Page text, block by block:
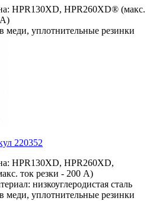
HPR130XD, HPR260XD® (макс.
А)
меди, уплотнительные резинки
220352
HPR130XD, HPR260XD,
ток резки - 200 А)
низкоуглеродистая сталь
меди, уплотнительные резинки